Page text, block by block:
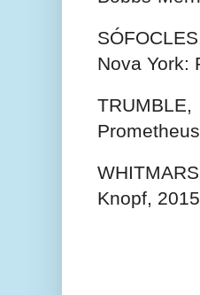
Nova York:
Knopf,